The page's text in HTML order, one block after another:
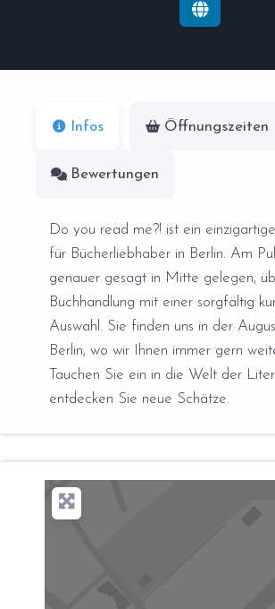
Infos Öffnungszeiten
Bewertungen
Do you read me?! ist ein
für Bücherliebhaber in Berlin. Am
genauer gesagt in Mitte gelegen,
Buchhandlung mit einer sorgfältig
Auswahl. Sie finden uns in der
Berlin, wo wir Ihnen immer gern
Tauchen Sie ein in die Welt der
entdecken Sie neue Schätze.